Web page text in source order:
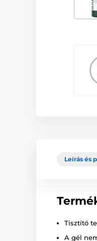
Leírás és
Tisztító
A gél